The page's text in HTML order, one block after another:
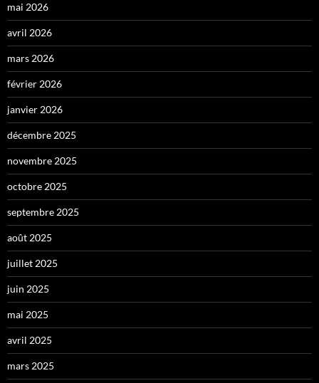
mai 2026
avril 2026
mars 2026
février 2026
janvier 2026
décembre 2025
novembre 2025
octobre 2025
septembre 2025
août 2025
juillet 2025
juin 2025
mai 2025
avril 2025
mars 2025